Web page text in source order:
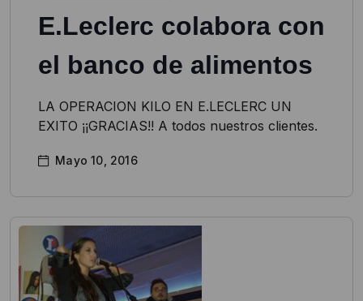
E.Leclerc colabora con
el banco de alimentos
LA OPERACION KILO EN E.LECLERC UN
EXITO ¡¡GRACIAS!! A todos nuestros clientes.
Mayo 10, 2016